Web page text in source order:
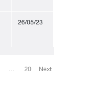
26/05/23
… 20 Next